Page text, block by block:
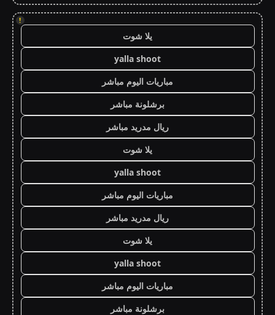
!
يلا شوت
yalla shoot
مباريات اليوم مباشر
برشلونة مباشر
ريال مدريد مباشر
يلا شوت
yalla shoot
مباريات اليوم مباشر
ريال مدريد مباشر
يلا شوت
yalla shoot
مباريات اليوم مباشر
برشلونة مباشر